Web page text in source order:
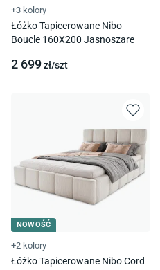
+3 kolory
Łóżko Tapicerowane Nibo
Boucle 160X200 Jasnoszare
2 699zł/szt
NOWOŚĆ
+2 kolory
Łóżko Tapicerowane Nibo Cord